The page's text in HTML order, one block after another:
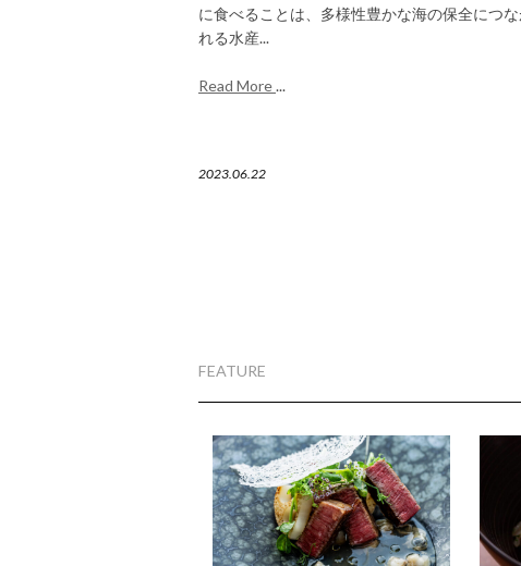
に食べることは、多様性豊かな海の保全につ
れる水産...
Read More...
2023.06.22
FEATURE